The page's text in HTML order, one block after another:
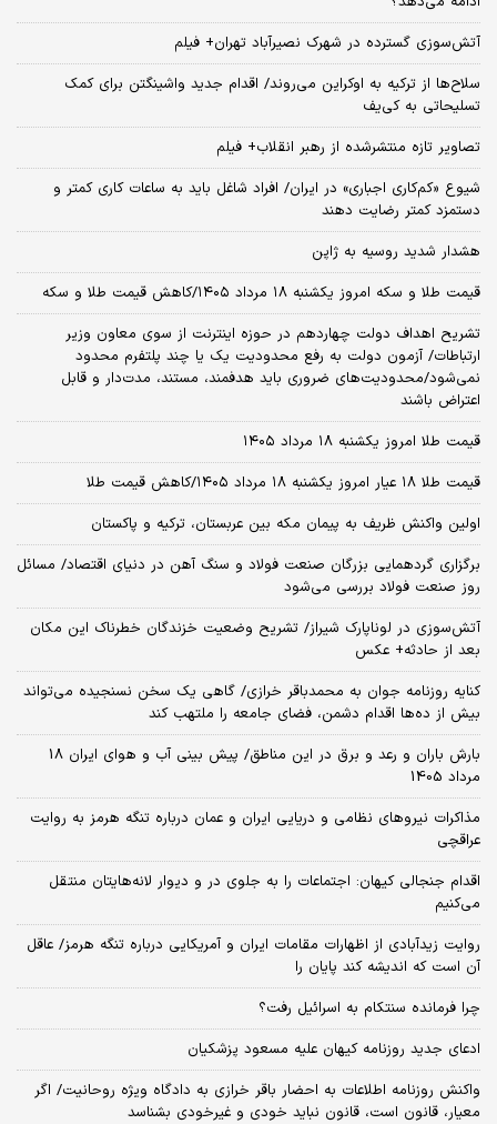
آتش‌سوزی گسترده در شهرک نصیرآباد تهران+ فیلم
سلاح‌ها از ترکیه به اوکراین می‌روند/ اقدام جدید واشینگتن برای کمک
تسلیحاتی به کی‌یف
تصاویر تازه منتشرشده از رهبر انقلاب+ فیلم
شیوع «کم‌کاری اجباری» در ایران/ افراد شاغل باید به ساعات کاری کمتر و
دستمزد کمتر رضایت دهند
هشدار شدید روسیه به ژاپن
قیمت طلا و سکه امروز یکشنبه ۱۸ مرداد ۱۴۰۵/کاهش قیمت طلا و سکه
تشریح اهداف دولت چهاردهم در حوزه اینترنت از سوی معاون وزیر
ارتباطات/ آزمون دولت به رفع محدودیت یک یا چند پلتفرم محدود
نمی‌‎شود/محدودیت‌های ضروری باید هدفمند، مستند، مدت‌دار و قابل
اعتراض باشند
قیمت طلا امروز یکشنبه ۱۸ مرداد ۱۴۰۵
قیمت طلا ۱۸ عیار امروز یکشنبه ۱۸ مرداد ۱۴۰۵/کاهش قیمت طلا
اولین واکنش ظریف به پیمان مکه بین عربستان، ترکیه و پاکستان
برگزاری گردهمایی بزرگان صنعت فولاد و سنگ آهن در دنیای اقتصاد/ مسائل
روز صنعت فولاد بررسی می‌شود
آتش‌سوزی در لوناپارک شیراز/ تشریح وضعیت خزندگان خطرناک این مکان
بعد از حادثه+ عکس
کنایه روزنامه جوان به محمدباقر خرازی/ گاهی یک سخن نسنجیده می‌تواند
بیش از ده‌ها اقدام دشمن، فضای جامعه را ملتهب کند
بارش باران و رعد و برق در این مناطق/ پیش بینی آب و هوای ایران 18
مرداد 1405
مذاکرات نیروهای نظامی و دریایی ایران و عمان درباره تنگه هرمز به روایت
عراقچی
اقدام جنجالی کیهان: اجتماعات را به جلوی در و دیوار لانه‌هایتان منتقل
می‌کنیم
روایت زیدآبادی از اظهارات مقامات ایران و آمریکایی درباره تنگه هرمز/ عاقل
آن است که اندیشه کند پایان را
چرا فرمانده سنتکام به اسرائیل رفت؟
ادعای جدید روزنامه کیهان علیه مسعود پزشکیان
واکنش روزنامه اطلاعات به احضار باقر خرازی به دادگاه ویژه روحانیت/ اگر
معیار، قانون است، قانون نباید خودی و غیرخودی بشناسد